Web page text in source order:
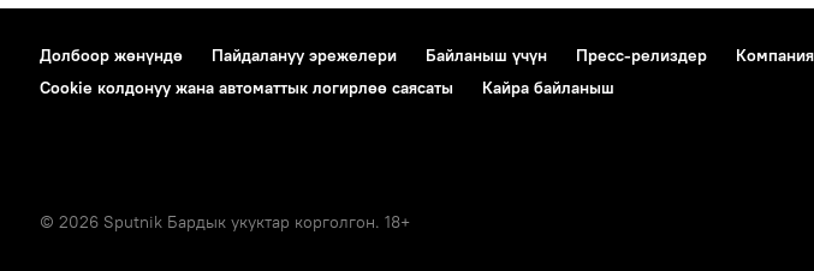
Долбоор жөнүндө Пайдалануу эрежелери Байланыш үчүн Пресс-релиздер
Cookie колдонуу жана автоматтык логирлөө саясаты
Кайра байланыш
© 2026 Sputnik Бардык укуктар корголгон. 18+